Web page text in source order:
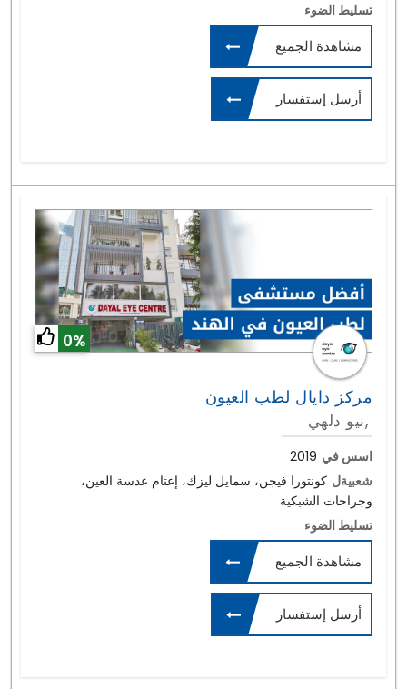
تسليط الضوء
مشاهدة الجميع
أرسل إستفسار
0%
مركز دايال لطب العيون
نيو دلهي,
اسس في 2019
شعبيةل كونتورا فيجن، سمايل ليزك، إعتام عدسة العين،
وجراحات الشبكية
تسليط الضوء
مشاهدة الجميع
أرسل إستفسار